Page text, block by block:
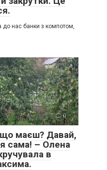
до нас банки з компотом,
0
маєш? Давай,
сама! – Олена
в